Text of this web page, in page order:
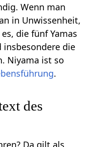
Wenn man
in Unwissenheit,
die fünf Yamas
insbesondere die
Niyama ist so
.
des
Da gilt als